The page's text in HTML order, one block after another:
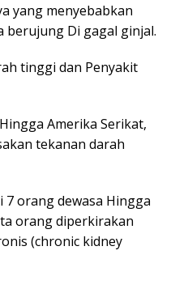
yang menyebabkan
berujung Di gagal ginjal.
tinggi dan Penyakit
Amerika Serikat,
tekanan darah
7 orang dewasa Hingga
orang diperkirakan
(chronic kidney